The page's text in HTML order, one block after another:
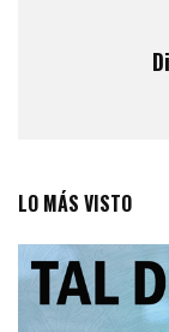
LO MÁS VISTO